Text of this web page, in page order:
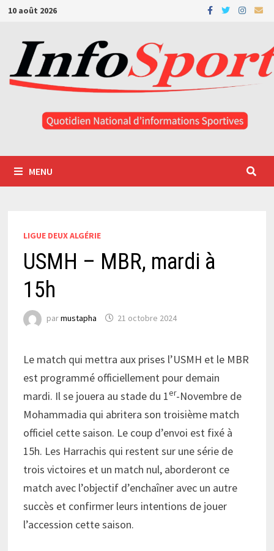
Passer
contenu
10 août 2026
MENU
LIGUE DEUX ALGÉRIE
USMH – MBR, mardi à
15h
parmustapha 21 octobre 2024
Le match qui mettra aux prises l’USMH et le MBR
est programmé officiellement pour demain
mardi. Il se jouera au stade du 1er-Novembre de
Mohammadia qui abritera son troisième match
officiel cette saison. Le coup d’envoi est fixé à
15h. Les Harrachis qui restent sur une série de
trois victoires et un match nul, aborderont ce
match avec l’objectif d’enchaîner avec un autre
succès et confirmer leurs intentions de jouer
l’accession cette saison.